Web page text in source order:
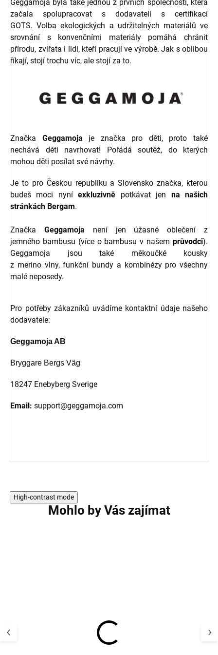
Geggamoja byla také jednou z prvních společností, která
začala spolupracovat s dodavateli s certifikací
GOTS. Volba ekologických a udržitelných materiálů ve
srovnání s konvenčními materiály pomáhá chránit
přírodu, zvířata i lidi, kteří pracují ve výrobě. Jak s oblibou
říkají, stojí trochu víc, ale stojí za to.
Značka Geggamoja je značka pro děti, proto také
nechává děti navrhovat! Pořádá soutěž, do kterých
mohou děti posílat své návrhy.
Je to pro Českou republiku a Slovensko značka, kterou
budeš moci nyníexkluzivně potkávat jen na našich
stránkách Bergam.
Značka Geggamoja není jen úžasné oblečení z
jemného bambusu (více o bambusu v našem průvodci).
Geggamoja jsou také měkoučké kousky
z merino vlny, funkční bundy a kombinézy pro všechny
malé neposedy.
Pro potřeby zákazníků uvádíme kontaktní údaje našeho
dodavatele:
Geggamoja AB
Bryggare Bergs Väg
18247 Enebyberg Sverige
Email: support@geggamoja.com
High-contrast mode
Mohlo by Vás zajímat